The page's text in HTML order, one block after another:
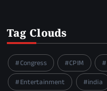
Tag Clouds
Congress CPIM
Entertainment
india